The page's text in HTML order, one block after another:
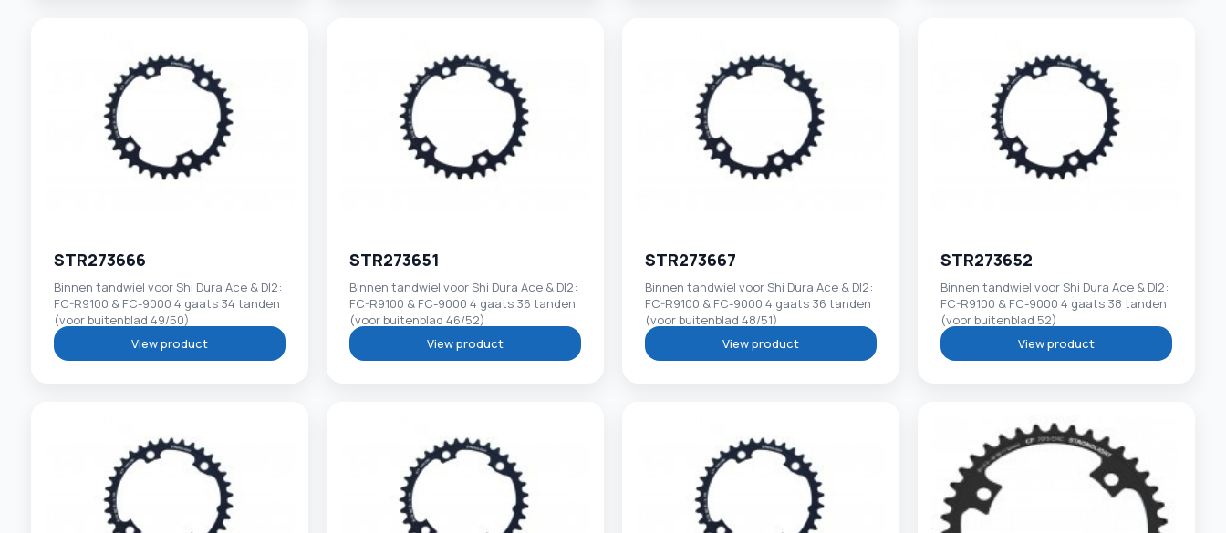
STR273666
Binnen tandwiel voor Shi Dura Ace & DI2:
FC-R9100 & FC-9000 4 gaats 34 tanden
(voor buitenblad 49/50)
View product
STR273651
Binnen tandwiel voor Shi Dura Ace & DI2:
FC-R9100 & FC-9000 4 gaats 36 tanden
(voor buitenblad 46/52)
View product
STR273667
Binnen tandwiel voor Shi Dura Ace & DI2:
FC-R9100 & FC-9000 4 gaats 36 tanden
(voor buitenblad 48/51)
View product
STR273652
Binnen tandwiel voor Shi Dura Ace & DI2:
FC-R9100 & FC-9000 4 gaats 38 tanden
(voor buitenblad 52)
View product